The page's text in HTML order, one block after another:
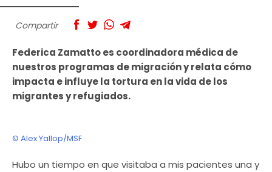
Compartir
Federica Zamatto es coordinadora médica de
nuestros programas de migración y relata cómo
impacta e influye la tortura en la vida de los
migrantes y refugiados.
© Alex Yallop/MSF
Hubo un tiempo en que visitaba a mis pacientes una y